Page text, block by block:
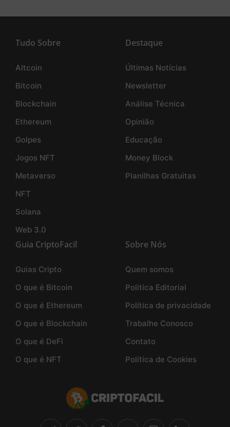
Tudo Sobre
Altcoin
Bitcoin
Blockchain
Ethereum
Golpes
Jogos NFT
Metaverso
NFT
Solana
Web 3.0
Destaque
Últimas Notícias
Newsletter
Análise Técnica
Opinião
Educação
Money Block
Planilhas Gratuitas
Guia CriptoFacil
Guias Cripto
O que é Bitcoin
O que é Ethereum
O que é Blockchain
O que é DeFi
O que é NFT
Sobre Nós
Quem somos
Politica Editorial
Política de privacidade
Trabalhe Conosco
Contato
Política de Cookies